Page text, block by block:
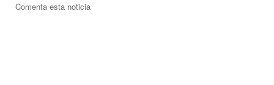
Comenta esta noticia